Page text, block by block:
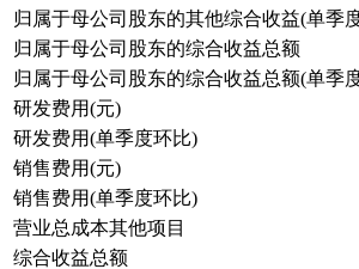
归属于母公司股东的其他综合收益(单季
归属于母公司股东的综合收益总额
归属于母公司股东的综合收益总额(单季
研发费用(元)
研发费用(单季度环比)
销售费用(元)
销售费用(单季度环比)
营业总成本其他项目
综合收益总额